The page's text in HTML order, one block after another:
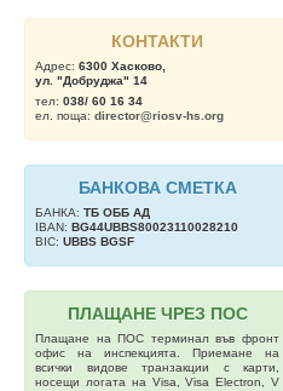
КОНТАКТИ
Адрес: 6300 Хасково,
ул. "Добруджа" 14
тел: 038/ 60 16 34
ел. поща: director@riosv-hs.org
БАНКОВА СМЕТКА
БАНКА: ТБ OББ АД
IBAN: BG44UBBS80023110028210
BIC: UBBS BGSF
ПЛАЩАНЕ ЧРЕЗ ПОС
Плащане на ПОС терминал във фронт
офис на инспекцията. Приемане на
всички видове транзакции с карти,
носещи логата на Visa, Visa Electron, V